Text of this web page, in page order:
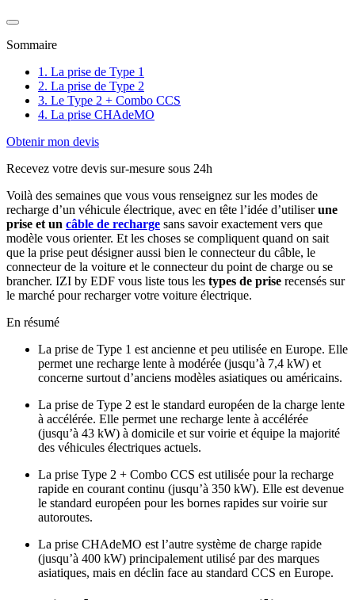
Sommaire
1. La prise de Type 1
2. La prise de Type 2
3. Le Type 2 + Combo CCS
4. La prise CHAdeMO
Obtenir mon devis
Recevez votre devis sur-mesure sous 24h
Voilà des semaines que vous vous renseignez sur les modes de
recharge d’un véhicule électrique, avec en tête l’idée d’utiliserune
prise et un câble de recharge sans savoir exactement vers que
modèle vous orienter. Et les choses se compliquent quand on sait
que la prise peut désigner aussi bien le connecteur du câble, le
connecteur de la voiture et le connecteur du point de charge ou se
brancher. IZI by EDF vous liste tous les types de prise recensés sur
le marché pour recharger votre voiture électrique.
En résumé
La prise de Type 1 est ancienne et peu utilisée en Europe. Elle
permet une recharge lente à modérée (jusqu’à 7,4 kW) et
concerne surtout d’anciens modèles asiatiques ou américains.
La prise de Type 2 est le standard européen de la charge lente
à accélérée. Elle permet une recharge lente à accélérée
(jusqu’à 43 kW) à domicile et sur voirie et équipe la majorité
des véhicules électriques actuels.
La prise Type 2 + Combo CCS est utilisée pour la recharge
rapide en courant continu (jusqu’à 350 kW). Elle est devenue
le standard européen pour les bornes rapides sur voirie sur
autoroutes.
La prise CHAdeMO est l’autre système de charge rapide
(jusqu’à 400 kW) principalement utilisé par des marques
asiatiques, mais en déclin face au standard CCS en Europe.